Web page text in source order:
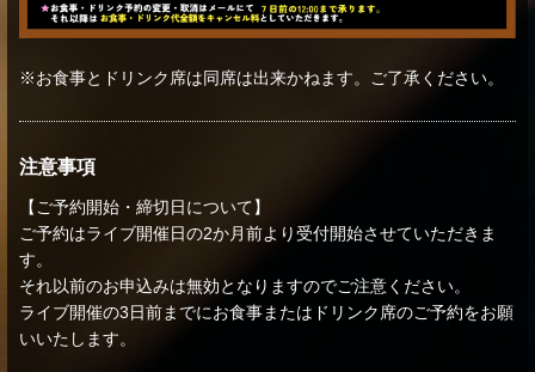
※お食事とドリンク席は同席は出来かねます。ご了承ください。
注意事項
【ご予約開始・締切日について】
ご予約はライブ開催日の2か月前より受付開始させていただきま
す。
それ以前のお申込みは無効となりますのでご注意ください。
ライブ開催の3日前までにお食事またはドリンク席のご予約をお願
いいたします。